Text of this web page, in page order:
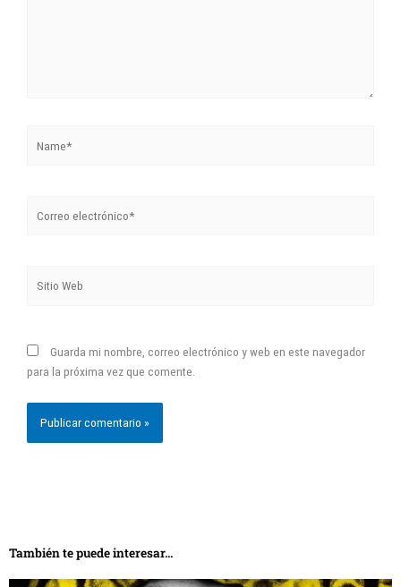
electrónico*
Web
Guarda mi nombre, correo electrónico y web en este navegador
para la próxima vez que comente.
También te puede interesar...